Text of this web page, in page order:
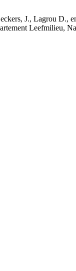
J., Lagrou D.,
Leefmilieu,